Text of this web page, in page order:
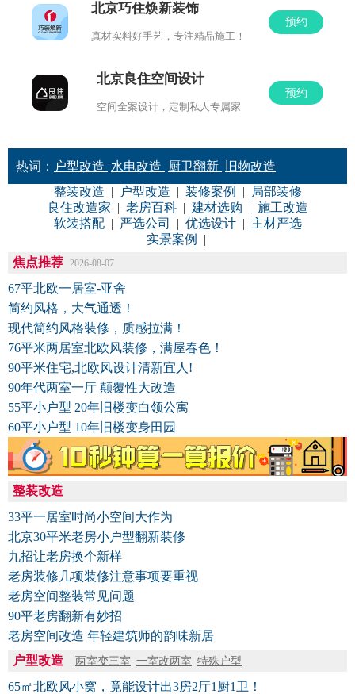
北京巧住焕新装饰
真材实料好手艺，专注精品施工！
预约
北京良住空间设计
空间全案设计，定制私人专属家
预约
热词： 户型改造 水电改造 厨卫翻新
旧物改造
整装改造 | 户型改造 | 装修案例 |
局部装修
良住改造家 | 老房百科| 建材选购 | 施工改造
软装搭配| 严选公司 | 优选设计| 主材严选
实景案例
|
焦点推荐
2026-08-07
67平北欧一居室-亚舍
简约风格，大气通透！
现代简约风格装修，质感拉满！
76平米两居室北欧风装修，满屋春色！
90平米住宅,北欧风设计清新宜人!
90年代两室一厅 颠覆性大改造
55平小户型 20年旧楼变白领公寓
60平小户型 10年旧楼变身田园
整装改造
33平一居室时尚小空间大作为
北京30平米老房小户型翻新装修
九招让老房换个新样
老房装修几项装修注意事项要重视
老房空间整装常见问题
90平老房翻新有妙招
老房空间改造 年轻建筑师的韵味新居
户型改造
两室变三室 一室改两室 特殊户型
65㎡北欧风小窝，竟能设计出3房2厅1厨1卫！